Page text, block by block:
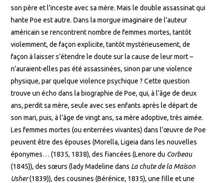
son père et l’inceste avec sa mère. Mais le double assassinat qui
hante Poe est autre. Dans la morgue imaginaire de l’auteur
américain se rencontrent nombre de femmes mortes, tantôt
violemment, de façon explicite, tantôt mystérieusement, de
façon à laisser s’étendre le doute sur la cause de leur mort –
n’auraient-elles pas été assassinées, sinon par une violence
physique, par quelque violence psychique ? Cette question
trouve un écho dans la biographie de Poe, qui, à l’âge de deux
ans, perdit sa mère, seule avec ses enfants après le départ de
son mari, puis, à l’âge de vingt ans, sa mère adoptive, très aimée.
Les femmes mortes (ou enterrées vivantes) dans l’œuvre de Poe
peuvent être des épouses (Morella, Ligeia dans les nouvelles
éponymes… (1835, 1838), des fiancées (Lenore du Corbeau
(1845)), des sœurs (lady Madeline dans La chute de la Maison
Usher(1839)), des cousines (Bérénice, 1835), une fille et une